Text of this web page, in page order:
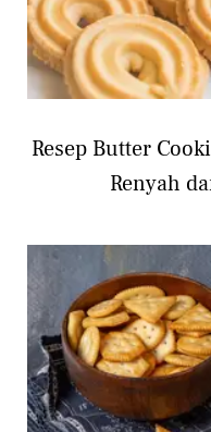
Resep Butter
Renyah